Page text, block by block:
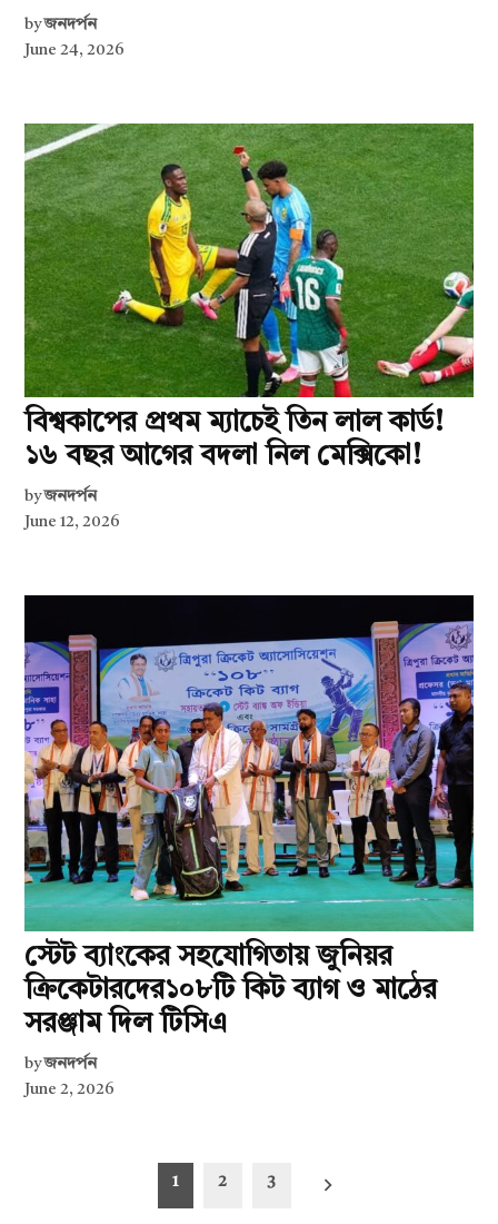
by জনদর্পন
June 24, 2026
বিশ্বকাপের প্রথম ম্যাচেই তিন লাল কার্ড!
১৬ বছর আগের বদলা নিল মেক্সিকো!
by জনদর্পন
June 12, 2026
স্টেট ব্যাংকের সহযোগিতায় জুনিয়র
ক্রিকেটারদের১০৮টি কিট ব্যাগ ও মাঠের
সরঞ্জাম দিল টিসিএ
by জনদর্পন
June 2, 2026
pagination
1 2 3